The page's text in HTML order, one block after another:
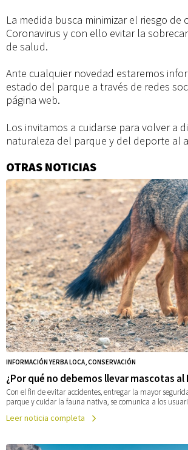
La medida busca minimizar el riesgo de
Coronavirus y con ello evitar la
de salud.
Ante cualquier novedad estaremos
estado del parque a través de redes
página web.
Los invitamos a cuidarse para volver a
naturaleza del parque y del deporte al
Información
adicional
OTRAS NOTICIAS
INFORMACIÓN YERBA LOCA, CONSERVACIÓN
¿Por qué no debemos llevar mascotas al
Con el fin de evitar accidentes, entregar la mayor
parque y cuidar la fauna nativa, se comunica a los
Leer noticia completa